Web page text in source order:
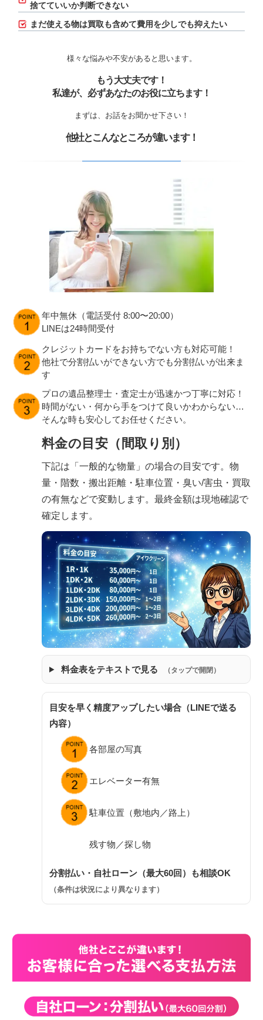
捨てていいか判断できない
まだ使える物は買取も含めて費用を少しでも抑えたい
様々な悩みや不安があると思います。
もう大丈夫です！
私達が、必ずあなたのお役に立ちます！
まずは、お話をお聞かせ下さい！
他社とこんなところが違います！
年中無休（電話受付 8:00〜20:00）
LINEは24時間受付
クレジットカードをお持ちでない方も対応可能！
他社で分割払いができない方でも分割払いが出来ま
す
プロの遺品整理士・査定士が迅速かつ丁寧に対応！
時間がない・何から手をつけて良いかわからない…
そんな時も安心してお任せください。
料金の目安（間取り別）
下記は「一般的な物量」の場合の目安です。物
量・階数・搬出距離・駐車位置・臭い/害虫・買取
の有無などで変動します。最終金額は現地確認で
確定します。
料金表をテキストで見る （タップで開閉）
目安を早く精度アップしたい場合（LINEで送る
内容）
各部屋の写真
エレベーター有無
駐車位置（敷地内／路上）
残す物／探し物
分割払い・自社ローン（最大60回）も相談OK
（条件は状況により異なります）